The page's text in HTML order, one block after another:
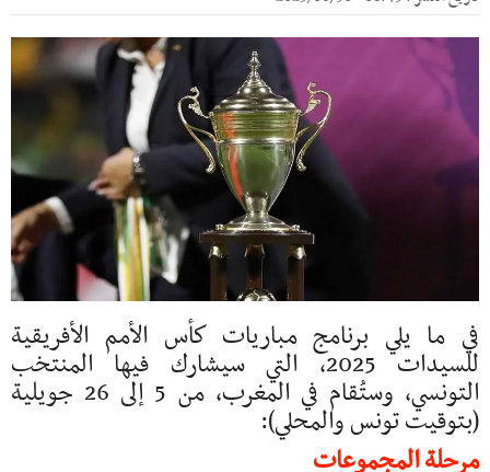
في ما يلي برنامج مباريات كأس الأمم الأفريقية
للسيدات 2025، التي سيشارك فيها المنتخب
التونسي، وستُقام في المغرب، من 5 إلى 26 جويلية
(بتوقيت تونس والمحلي):
مرحلة المجموعات